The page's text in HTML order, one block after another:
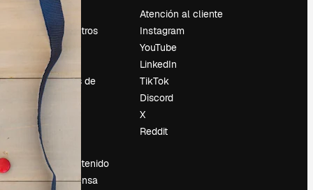
Precios
Sobre nosotros
Reviews
Empleo
Tendencias de
búsqueda
Blog
Eventos
Slidesgo
Vender contenido
Sala de prensa
Atención al cliente
Instagram
YouTube
LinkedIn
TikTok
Discord
X
Reddit